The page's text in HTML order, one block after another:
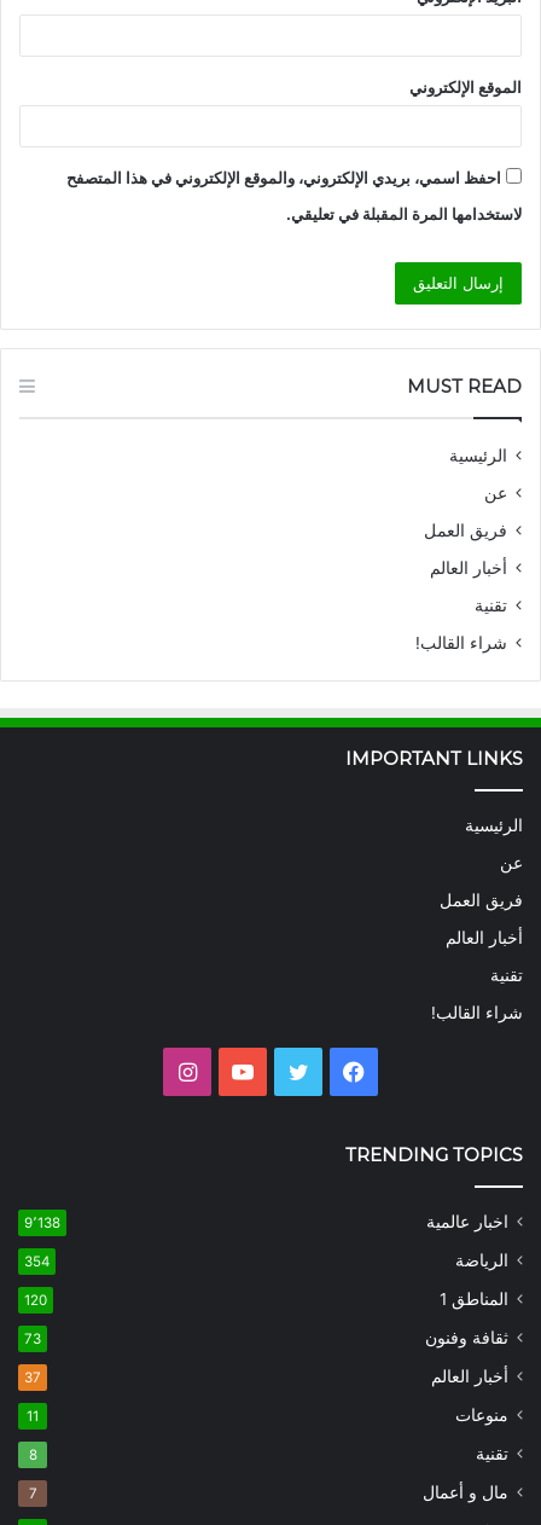
الموقع الإلكتروني
احفظ اسمي، بريدي الإلكتروني، والموقع الإلكتروني في هذا المتصفح
لاستخدامها المرة المقبلة في تعليقي.
MUST READ
الرئيسية
عن
فريق العمل
أخبار العالم
تقنية
شراء القالب!
IMPORTANT LINKS
الرئيسية
عن
فريق العمل
أخبار العالم
تقنية
شراء القالب!
فيسبوك تويتر يوتيوب
TRENDING TOPICS
اخبار عالمية 9٬138
الرياضة 354
المناطق 1 120
ثقافة وفنون 73
أخبار العالم 37
منوعات 11
تقنية 8
مال و أعمال 7